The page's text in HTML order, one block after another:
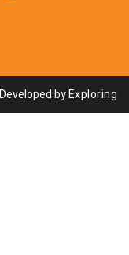
Developed by Exploring